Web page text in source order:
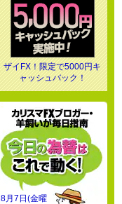
ザイFX！限定で5000円キ
ャッシュバック！
8月7日(金曜